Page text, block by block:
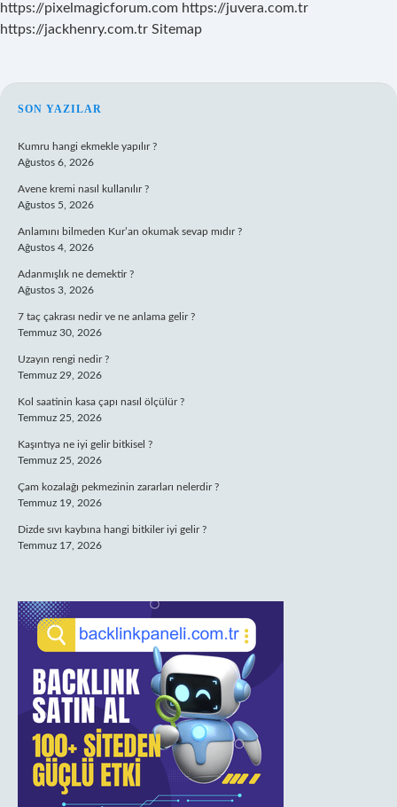
https://pixelmagicforum.com https://juvera.com.tr
https://jackhenry.com.tr Sitemap
SIDEBAR
SON YAZILAR
Kumru hangi ekmekle yapılır ?
Ağustos 6, 2026
Avene kremi nasıl kullanılır ?
Ağustos 5, 2026
Anlamını bilmeden Kur’an okumak sevap mıdır ?
Ağustos 4, 2026
Adanmışlık ne demektir ?
Ağustos 3, 2026
7 taç çakrası nedir ve ne anlama gelir ?
Temmuz 30, 2026
Uzayın rengi nedir ?
Temmuz 29, 2026
Kol saatinin kasa çapı nasıl ölçülür ?
Temmuz 25, 2026
Kaşıntıya ne iyi gelir bitkisel ?
Temmuz 25, 2026
Çam kozalağı pekmezinin zararları nelerdir ?
Temmuz 19, 2026
Dizde sıvı kaybına hangi bitkiler iyi gelir ?
Temmuz 17, 2026